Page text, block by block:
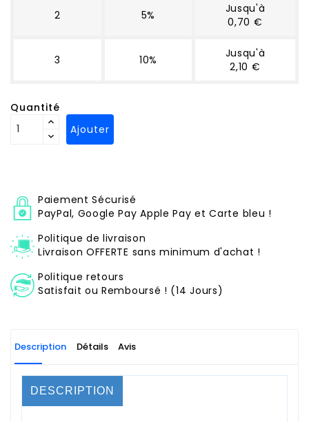
2 5%
Jusqu'à
0,70 €
3 10%
Jusqu'à
2,10 €
Quantité
Ajouter
Paiement Sécurisé
PayPal, Google Pay Apple Pay et Carte bleu !
Politique de livraison
Livraison OFFERTE sans minimum d'achat !
Politique retours
Satisfait ou Remboursé ! (14 Jours)
Description Détails Avis
DESCRIPTION